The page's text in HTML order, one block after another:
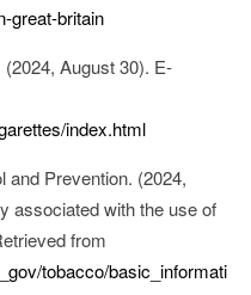
great-britain
August 30). E-
index.html
and Prevention. (2024,
associated with the use of
from
tobacco/basic_informati